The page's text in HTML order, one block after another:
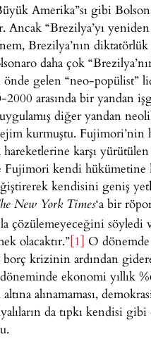
Amerika”sı gibi
Ancak “Brezilya’yı
Brezilya’nın diktatörlük
daha çok
önde gelen “neo-popülist”
2000 arasında bir yandan
diğer yandan
kurmuştu. Fujimori’nin
karşı
Fujimori kendi hükümetine
kendisini geniş
New York Times‘a bir
çözülemeyeceğini
olacaktır.”[1] O
borç krizinin ardından
ekonomi yıllık
alınamaması,
da tıpkı kendisi